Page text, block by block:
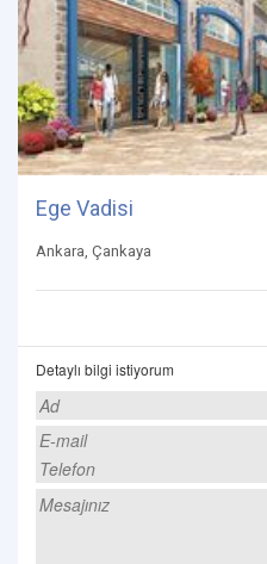
Ege Vadisi
Ankara, Çankaya
Detaylı bilgi istiyorum